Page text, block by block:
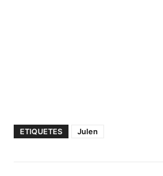
ETIQUETES Julen